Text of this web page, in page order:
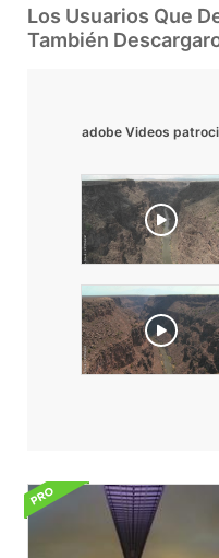
Los Usuarios Que
También
adobe Videos